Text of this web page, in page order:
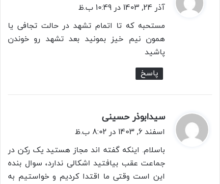
ف
ت
آذر 24, 1403 در 10:49 ب.ظ
مستحبه که تا اتمام تشهد در حالت تجافی یا
همون نیم خیز بمونید بعد تشهد رو خوندن
پاشید
پاسخ
سیدابوذر حسینی
ف
اسفند 6, 1403 در 8:02 ب.ظ
باسلام. اینکه گفته اند مجاز هستید یک رکن در
جماعت عقب بیافتید اشکالی ندارد، سوال بنده
این است وقتی ما اقتدا کردیم و خواستیم به